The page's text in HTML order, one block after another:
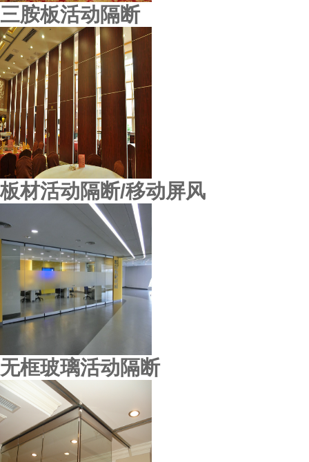
三胺板活动隔断
板材活动隔断/移动屏风
无框玻璃活动隔断